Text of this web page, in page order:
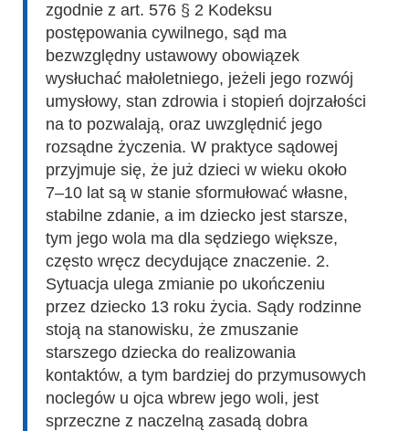
zgodnie z art. 576 § 2 Kodeksu
postępowania cywilnego, sąd ma
bezwzględny ustawowy obowiązek
wysłuchać małoletniego, jeżeli jego rozwój
umysłowy, stan zdrowia i stopień dojrzałości
na to pozwalają, oraz uwzględnić jego
rozsądne życzenia. W praktyce sądowej
przyjmuje się, że już dzieci w wieku około
7–10 lat są w stanie sformułować własne,
stabilne zdanie, a im dziecko jest starsze,
tym jego wola ma dla sędziego większe,
często wręcz decydujące znaczenie. 2.
Sytuacja ulega zmianie po ukończeniu
przez dziecko 13 roku życia. Sądy rodzinne
stoją na stanowisku, że zmuszanie
starszego dziecka do realizowania
kontaktów, a tym bardziej do przymusowych
noclegów u ojca wbrew jego woli, jest
sprzeczne z naczelną zasadą dobra